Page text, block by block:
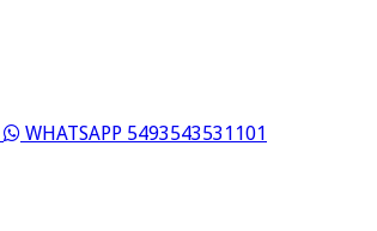
WHATSAPP 5493543531101